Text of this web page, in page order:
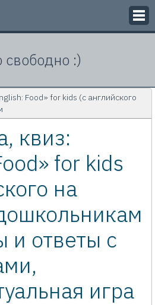
Задачи
Картинки
Контакты
свободно :)
Food» for kids (с английского
квиз:
for kids
на
и ответы с
игра